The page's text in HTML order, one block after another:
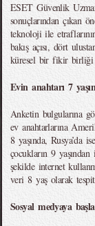
ESET Güvenlik
sonuçlarından çıkan
teknoloji ile
bakış açısı, dört
küresel bir fikir birliği
Evin anahtarı 7
Anketin bulgularına
ev anahtarlarına
8 yaşında, Rusya’da
çocukların 9
şekilde internet
veri 8 yaş olarak
Sosyal medyaya